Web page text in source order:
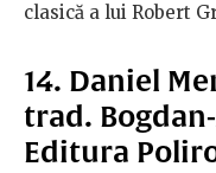
clasică a lui Robert
14. Daniel
trad.
Editura